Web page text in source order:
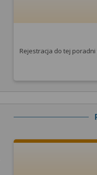
Rejestracja do tej